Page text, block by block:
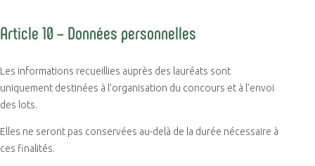
Article 10 – Données personnelles
Les informations recueillies auprès des lauréats sont
uniquement destinées à l’organisation du concours et à l’envoi
des lots.
Elles ne seront pas conservées au-delà de la durée nécessaire à
ces finalités.